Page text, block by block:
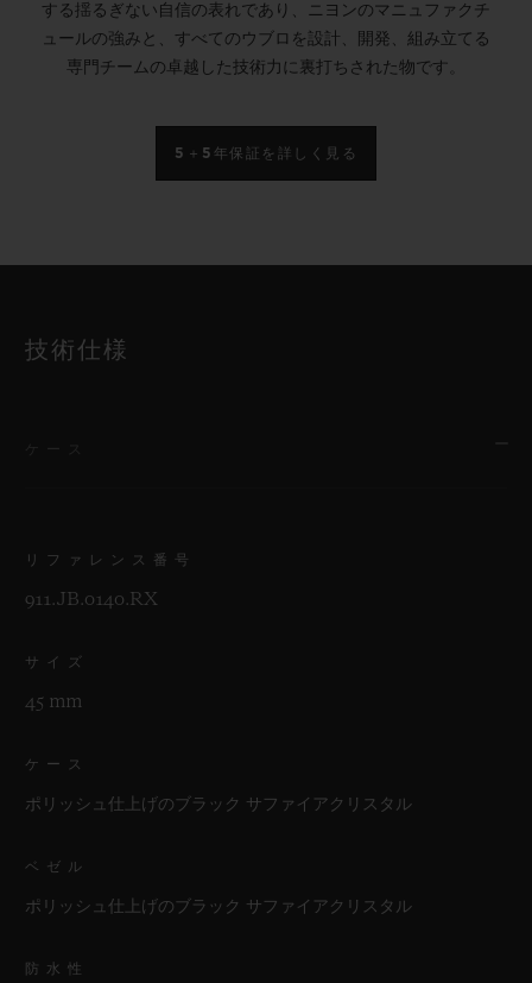
する揺るぎない自信の表れであり、ニヨンのマニュファクチ
ュールの強みと、すべてのウブロを設計、開発、組み立てる
専門チームの卓越した技術力に裏打ちされた物です。
5＋5年保証を詳しく見る
技術仕様
リファレンス番号
911.JB.0140.RX
サイズ
45 mm
ケース
ポリッシュ仕上げのブラック サファイアクリスタル
ベゼル
ポリッシュ仕上げのブラック サファイアクリスタル
防水性